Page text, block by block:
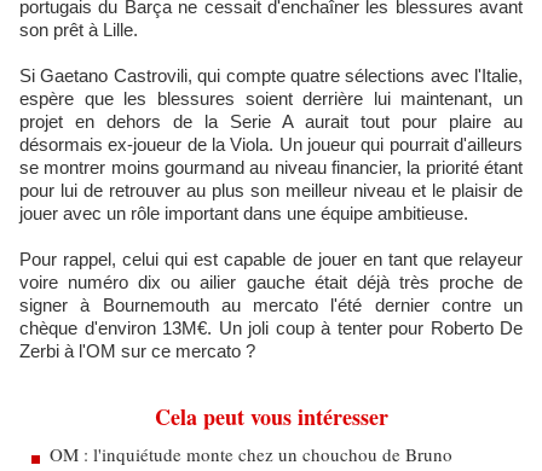
portugais du Barça ne cessait d'enchaîner les blessures avant
son prêt à Lille.
Si Gaetano Castrovili, qui compte quatre sélections avec l'Italie,
espère que les blessures soient derrière lui maintenant, un
projet en dehors de la Serie A aurait tout pour plaire au
désormais ex-joueur de la Viola. Un joueur qui pourrait d'ailleurs
se montrer moins gourmand au niveau financier, la priorité étant
pour lui de retrouver au plus son meilleur niveau et le plaisir de
jouer avec un rôle important dans une équipe ambitieuse.
Pour rappel, celui qui est capable de jouer en tant que relayeur
voire numéro dix ou ailier gauche était déjà très proche de
signer à Bournemouth au mercato l'été dernier contre un
chèque d'environ 13M€. Un joli coup à tenter pour Roberto De
Zerbi à l'OM sur ce mercato ?
Cela peut vous intéresser
OM : l'inquiétude monte chez un chouchou de Bruno